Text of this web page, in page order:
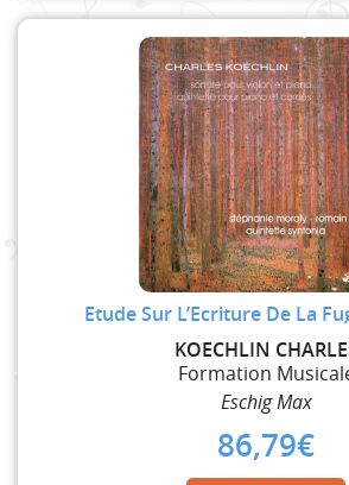
Etude Sur L’Ecriture De La
KOECHLIN
Formation
Eschig Max
86,79€